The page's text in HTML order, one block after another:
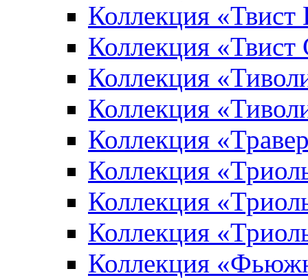
Коллекция
Коллекция
Коллекция
Коллекция
Коллекция
Коллекция
Коллекция
Коллекция
Коллекция